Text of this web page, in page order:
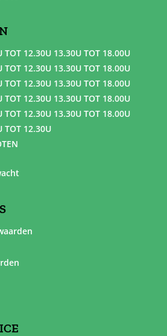
TOT 12.30U 13.30U TOT 18.00U
TOT 12.30U 13.30U TOT 18.00U
TOT 12.30U 13.30U TOT 18.00U
TOT 12.30U 13.30U TOT 18.00U
TOT 12.30U 13.30U TOT 18.00U
TOT 12.30U